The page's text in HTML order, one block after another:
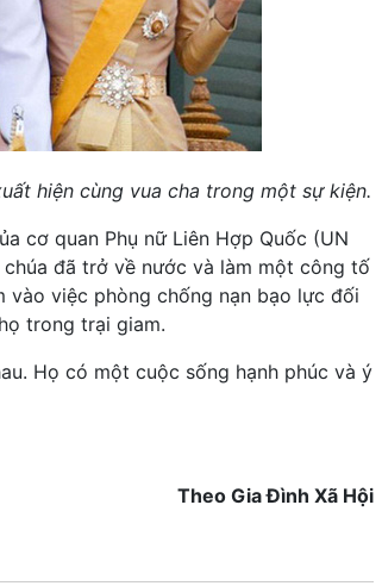
hiện cùng vua cha trong một sự kiện.
cơ quan Phụ nữ Liên Hợp Quốc (UN
chúa đã trở về nước và làm một công tố
vào việc phòng chống nạn bạo lực đối
trong trại giam.
Họ có một cuộc sống hạnh phúc và ý
Theo Gia Đình Xã Hội